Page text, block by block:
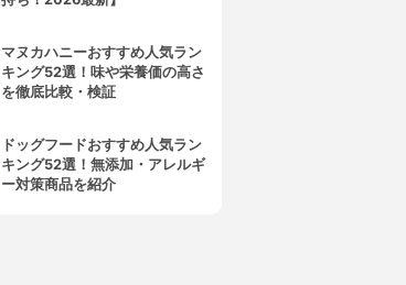
マヌカハニーおすすめ人気ラン
キング52選！味や栄養価の高さ
を徹底比較・検証
ドッグフードおすすめ人気ラン
キング52選！無添加・アレルギ
ー対策商品を紹介